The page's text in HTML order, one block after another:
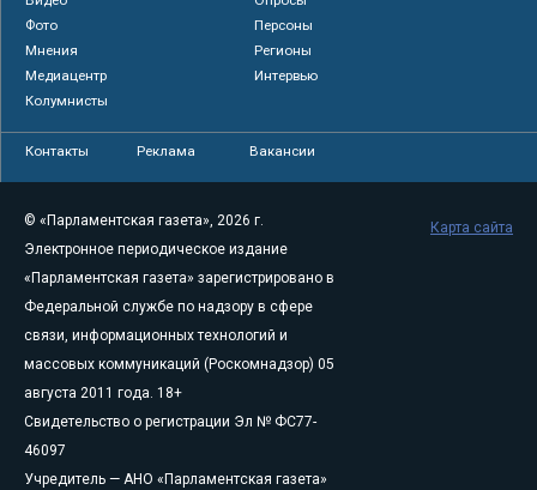
Фото
Персоны
Мнения
Регионы
Медиацентр
Интервью
Колумнисты
Контакты Реклама Вакансии
© «Парламентская газета», 2026 г.
Электронное периодическое издание
«Парламентская газета» зарегистрировано в
Федеральной службе по надзору в сфере
связи, информационных технологий и
массовых коммуникаций (Роскомнадзор) 05
августа 2011 года. 18+
Свидетельство о регистрации Эл № ФС77-
46097
Учредитель — АНО «Парламентская газета»
Карта сайта